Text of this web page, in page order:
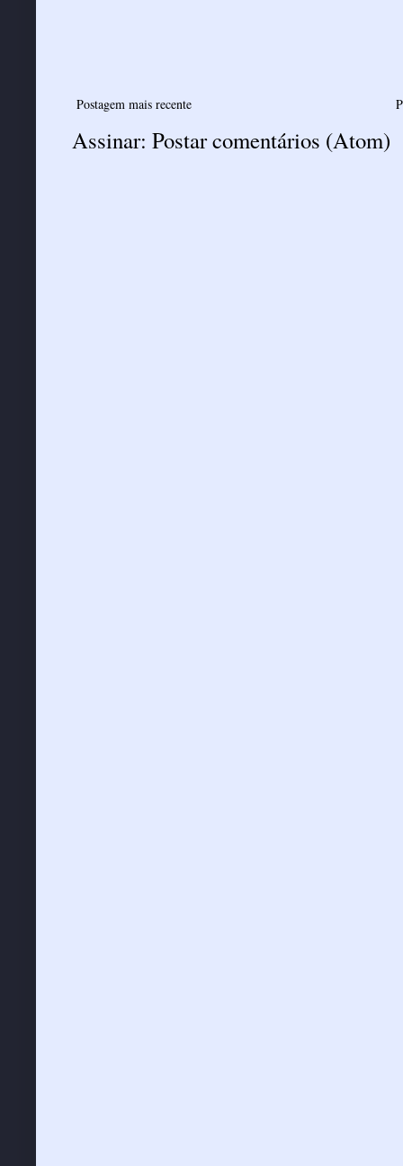
Postagem mais recente
Assinar: Postar comentários (Atom)